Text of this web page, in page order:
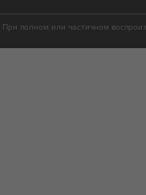
полном или частичном